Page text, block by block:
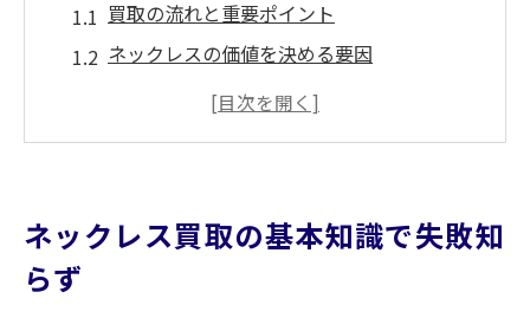
買取の流れと重要ポイント
ネックレスの価値を決める要因
初心者が知っておくべき買取の基本
買取額アップのためのネックレスケア術
ネックレス買取の基本知識で失敗知
らず